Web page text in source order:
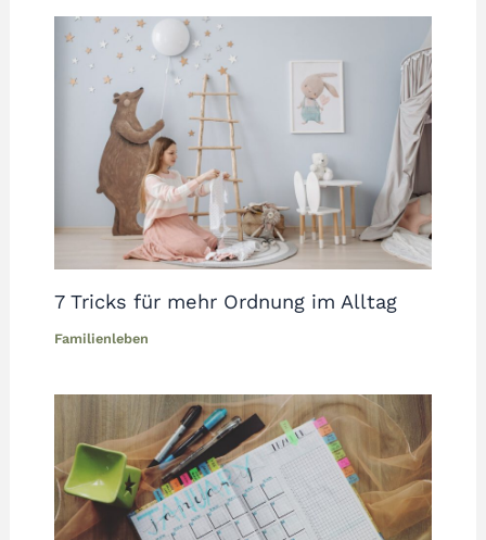
7 Tricks für mehr Ordnung im Alltag
Familienleben